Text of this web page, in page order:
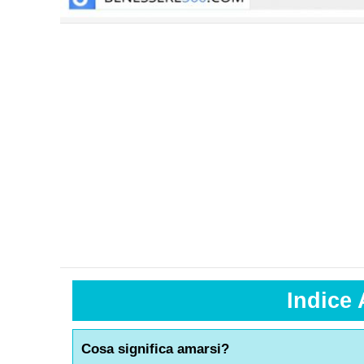
Indice
Cosa significa amarsi?